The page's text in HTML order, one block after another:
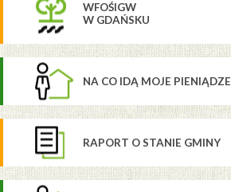
WFOŚIGW
W GDAŃSKU
NA CO IDĄ MOJE PIENIĄDZE
RAPORT O STANIE GMINY